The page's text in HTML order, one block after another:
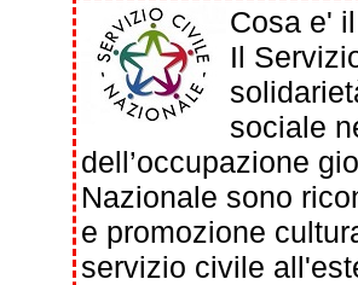
Cosa e'
Il
sociale
dell’occupazione
Nazionale sono
e promozione
servizio civile